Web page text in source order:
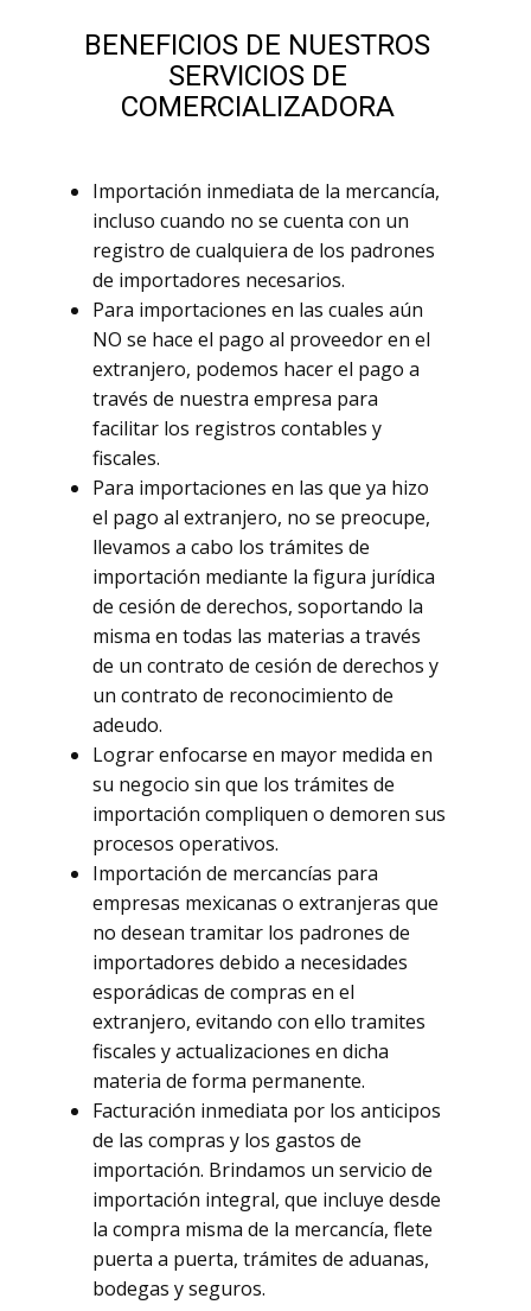
BENEFICIOS DE NUESTROS
SERVICIOS DE
COMERCIALIZADORA
Importación inmediata de la mercancía,
incluso cuando no se cuenta con un
registro de cualquiera de los padrones
de importadores necesarios.
Para importaciones en las cuales aún
NO se hace el pago al proveedor en el
extranjero, podemos hacer el pago a
través de nuestra empresa para
facilitar los registros contables y
fiscales.
Para importaciones en las que ya hizo
el pago al extranjero, no se preocupe,
llevamos a cabo los trámites de
importación mediante la figura jurídica
de cesión de derechos, soportando la
misma en todas las materias a través
de un contrato de cesión de derechos y
un contrato de reconocimiento de
adeudo.
Lograr enfocarse en mayor medida en
su negocio sin que los trámites de
importación compliquen o demoren sus
procesos operativos.
Importación de mercancías para
empresas mexicanas o extranjeras que
no desean tramitar los padrones de
importadores debido a necesidades
esporádicas de compras en el
extranjero, evitando con ello tramites
fiscales y actualizaciones en dicha
materia de forma permanente.
Facturación inmediata por los anticipos
de las compras y los gastos de
importación. Brindamos un servicio de
importación integral, que incluye desde
la compra misma de la mercancía, flete
puerta a puerta, trámites de aduanas,
bodegas y seguros.